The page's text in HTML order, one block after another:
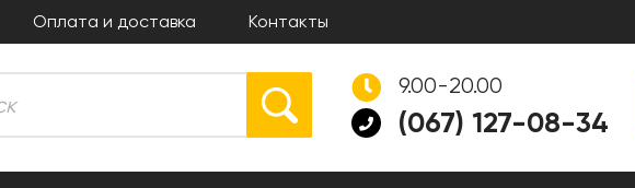
Оплата и доставка Контакты
9.00-20.00
(067) 127-08-34